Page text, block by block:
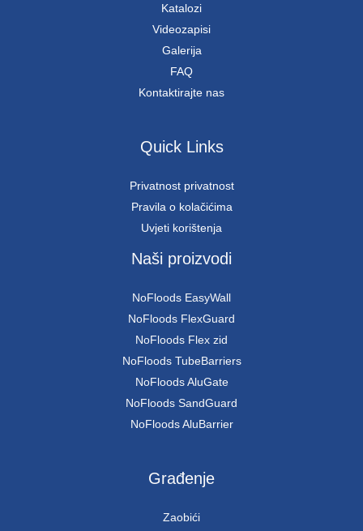
Katalozi
Videozapisi
Galerija
FAQ
Kontaktirajte nas
Quick Links
Privatnost privatnost
Pravila o kolačićima
Uvjeti korištenja
Naši proizvodi
NoFloods EasyWall
NoFloods FlexGuard
NoFloods Flex zid
NoFloods TubeBarriers
NoFloods AluGate
NoFloods SandGuard
NoFloods AluBarrier
Građenje
Zaobići